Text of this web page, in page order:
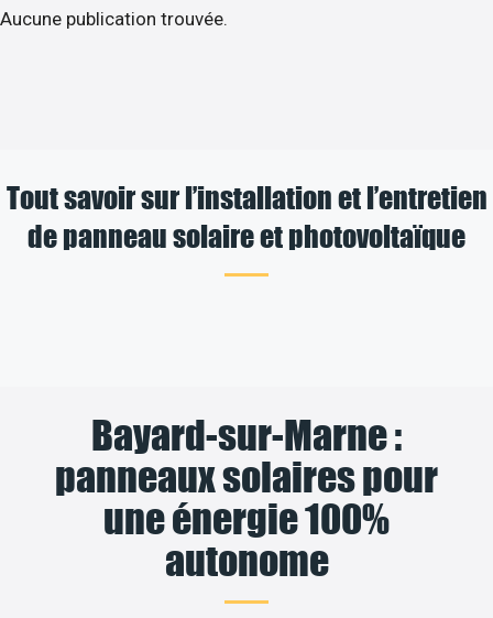
Aucune publication trouvée.
Tout savoir sur l’installation et l’entretien
de panneau solaire et photovoltaïque
Bayard-sur-Marne :
panneaux solaires pour
une énergie 100%
autonome